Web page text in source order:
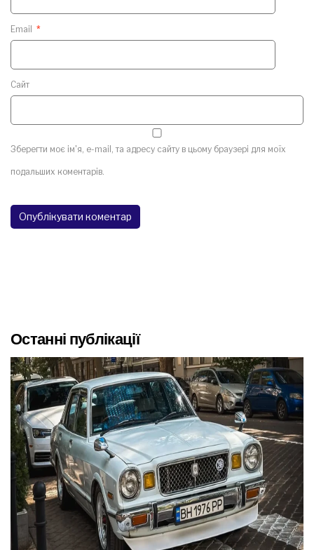
Email *
Сайт
Зберегти моє ім'я, e-mail, та адресу сайту в цьому браузері для моїх
подальших коментарів.
Останні публікації